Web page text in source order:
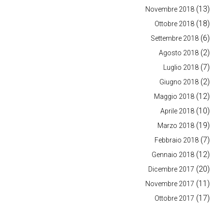
Novembre 2018 (13)
Ottobre 2018 (18)
Settembre 2018 (6)
Agosto 2018 (2)
Luglio 2018 (7)
Giugno 2018 (2)
Maggio 2018 (12)
Aprile 2018 (10)
Marzo 2018 (19)
Febbraio 2018 (7)
Gennaio 2018 (12)
Dicembre 2017 (20)
Novembre 2017 (11)
Ottobre 2017 (17)